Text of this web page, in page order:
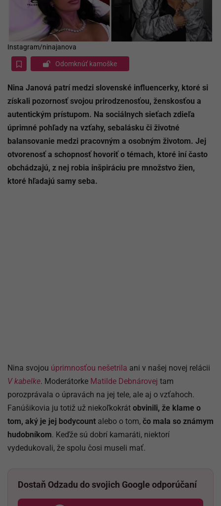
Instagram/ninajanova
Odomknúť kamoške
Nina Janová patrí medzi slovenské influencerky, ktoré si
získali pozornosť svojou prirodzenosťou, ženskosťou a
autentickým prístupom. Na sociálnych sieťach zdieľa
úprimné pohľady na vzťahy, sebalásku či životné
balansovanie medzi pracovným a osobným životom. Jej
otvorenosť a schopnosť hovoriť o témach, ktoré iní často
obchádzajú, z nej robia inšpiráciu pre množstvo žien,
ktoré hľadajú samy seba.
Nina svojou úprimnosťou nešetrila ani v našej novej relácii
V kabelke. Moderátorke Matilde Debnárovej tam
porozprávala o úpravách na jej tele, ale aj o vzťahoch.
Fanúšikovia ju totiž už niekoľkokrát obvinili, že klame o
tom, aký je jej bodycount alebo o tom, čo mala so známym
hudobníkom. Keďže sú dobrí kamaráti, niektorí
vydedukovali, že spolu čosi museli mať.
Dostaň Odzadu do svojich Google odporúčaní